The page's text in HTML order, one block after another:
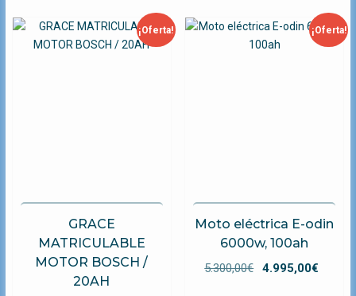
¡Oferta!
GRACE
MATRICULABLE
MOTOR BOSCH /
20AH
¡Oferta!
Moto eléctrica E-odin
6000w, 100ah
5.300,00€ El4.995,00€